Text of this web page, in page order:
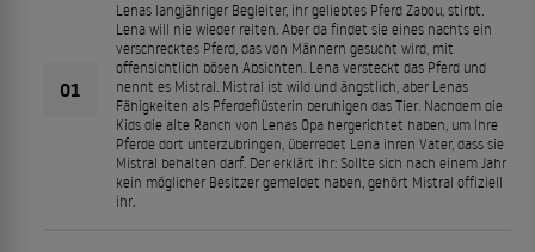
01
Lenas langjähriger Begleiter, ihr geliebtes Pferd Zabou, stirbt.
Lena will nie wieder reiten. Aber da findet sie eines nachts ein
verschrecktes Pferd, das von Männern gesucht wird, mit
offensichtlich bösen Absichten. Lena versteckt das Pferd und
nennt es Mistral. Mistral ist wild und ängstlich, aber Lenas
Fähigkeiten als Pferdeflüsterin beruhigen das Tier. Nachdem die
Kids die alte Ranch von Lenas Opa hergerichtet haben, um Ihre
Pferde dort unterzubringen, überredet Lena ihren Vater, dass sie
Mistral behalten darf. Der erklärt ihr: Sollte sich nach einem Jahr
kein möglicher Besitzer gemeldet haben, gehört Mistral offiziell
ihr.